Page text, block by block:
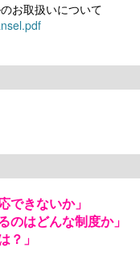
お取扱いについて
できないか」
のはどんな制度か」
？」